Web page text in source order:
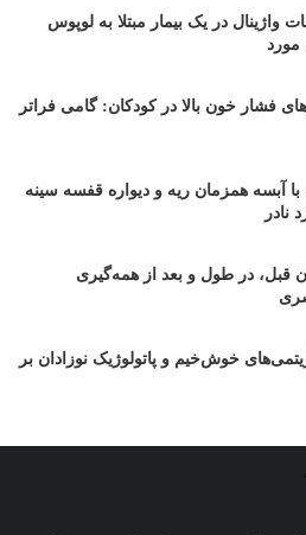
واژینال در یک بیمار مبتلا به لوپوس
مورد
فشار خون بالا در کودکان: گامی فراتر
با آبسه همزمان ریه و دیواره قفسه سینه
نادر
قبل، در طول و بعد از همه‌گیری
خوش‌خیم و پاتولوژیک نوزادان بر